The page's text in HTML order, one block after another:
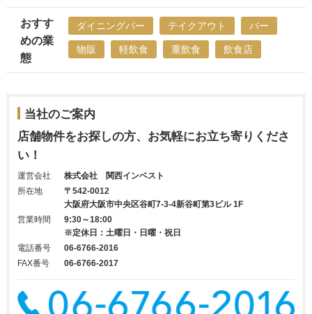
おすす
めの業
態
ダイニングバー テイクアウト バー
物販 軽飲食 重飲食 飲食店
当社のご案内
店舗物件をお探しの方、お気軽にお立ち寄りくださ
い！
運営会社
株式会社 関西インベスト
所在地
〒542-0012
大阪府大阪市中央区谷町7-3-4新谷町第3ビル 1F
営業時間
9:30～18:00
※定休日：土曜日・日曜・祝日
電話番号
06-6766-2016
FAX番号
06-6766-2017